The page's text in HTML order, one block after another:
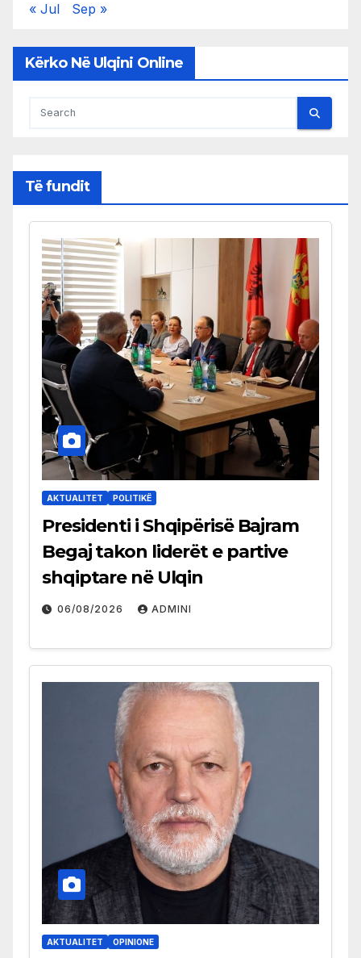
« Jul Sep »
Kërko Në Ulqini Online
Të fundit
AKTUALITET POLITIKË
Presidenti i Shqipërisë Bajram
Begaj takon liderët e partive
shqiptare në Ulqin
06/08/2026 ADMINI
AKTUALITET OPINIONE